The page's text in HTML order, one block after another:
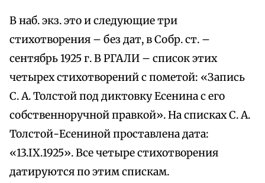
В наб. экз. это и следующие три
стихотворения – без дат, в Собр. ст. –
сентябрь 1925 г. В РГАЛИ – список этих
четырех стихотворений с пометой: «Запись
С. А. Толстой под диктовку Есенина с его
собственноручной правкой». На списках С. А.
Толстой-Есениной проставлена дата:
«13.IX.1925». Все четыре стихотворения
датируются по этим спискам.